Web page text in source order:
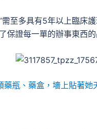
至多具有5年以上臨床
保證每一單的辦事東西的
瓶、藥盒，墻上貼著